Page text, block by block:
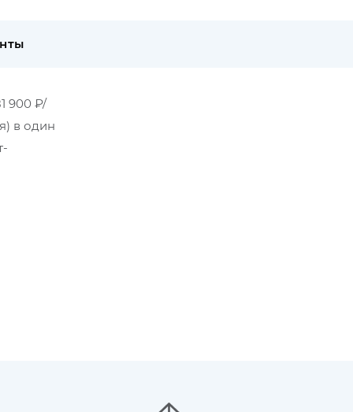
900 ₽/
в один